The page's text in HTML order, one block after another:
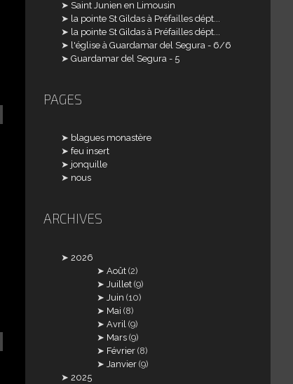
Saint Junien en Limousin
la pointe St Gildas à Préfailles dépt...
la pointe St Gildas à Préfailles dépt...
l'église à Guardamar del Segura - 6/6
Guardamar del Segura - 5
PAGES
blagues monastère
feu insert
jonquille
nous
ARCHIVES
2026
Août (2)
Juillet (9)
Juin (10)
Mai (8)
Avril (9)
Mars (9)
Février (8)
Janvier (9)
2025